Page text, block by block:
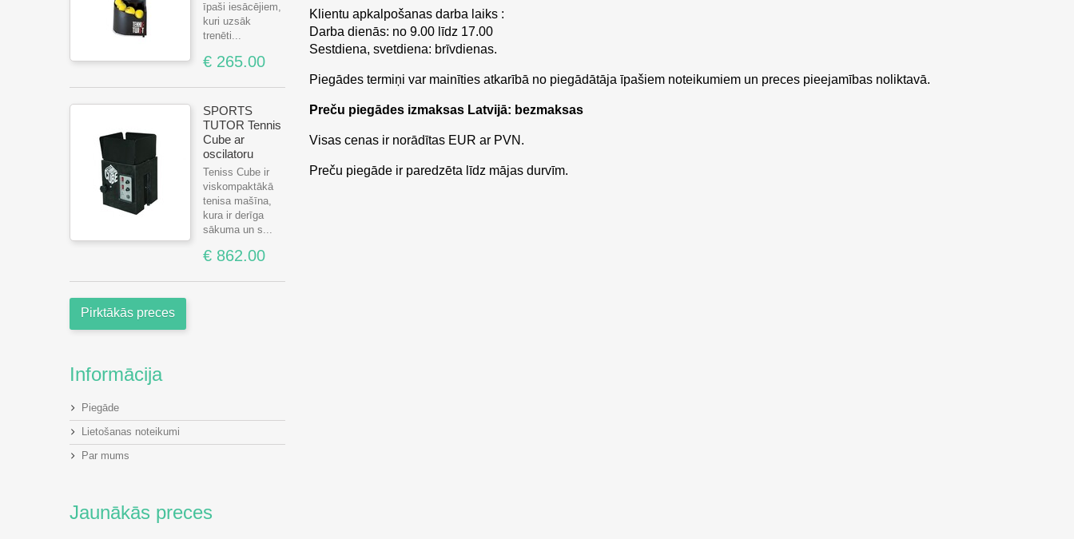
Klientu apkalpošanas darba laiks :
Darba dienās: no 9.00 līdz 17.00
Sestdiena, svetdiena: brīvdienas.
Piegādes termiņi var mainīties atkarībā no piegādātāja īpašiem noteikumiem un preces pieejamības noliktavā.
Preču piegādes izmaksas Latvijā: bezmaksas
Visas cenas ir norādītas EUR ar PVN.
Preču piegāde ir paredzēta līdz mājas durvīm.
īpaši iesācējiem,
kuri uzsāk
trenēti...
€ 265.00
SPORTS
TUTOR Tennis
Cube ar
oscilatoru
Teniss Cube ir
viskompaktākā
tenisa mašīna,
kura ir derīga
sākuma un s...
€ 862.00
Pirktākās preces
Informācija
Piegāde
Lietošanas noteikumi
Par mums
Jaunākās preces